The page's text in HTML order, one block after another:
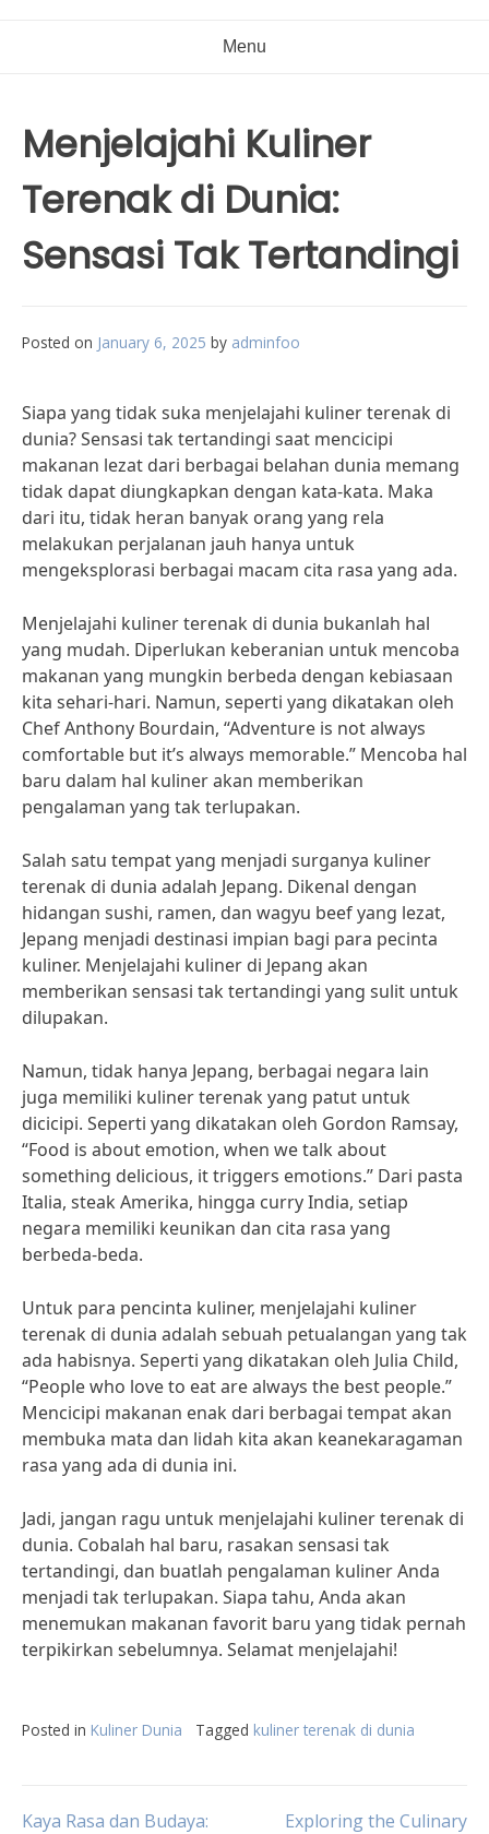
Menu
Menjelajahi Kuliner
Terenak di Dunia:
Sensasi Tak Tertandingi
Posted on January 6, 2025 by adminfoo
Siapa yang tidak suka menjelajahi kuliner terenak di
dunia? Sensasi tak tertandingi saat mencicipi
makanan lezat dari berbagai belahan dunia memang
tidak dapat diungkapkan dengan kata-kata. Maka
dari itu, tidak heran banyak orang yang rela
melakukan perjalanan jauh hanya untuk
mengeksplorasi berbagai macam cita rasa yang ada.
Menjelajahi kuliner terenak di dunia bukanlah hal
yang mudah. Diperlukan keberanian untuk mencoba
makanan yang mungkin berbeda dengan kebiasaan
kita sehari-hari. Namun, seperti yang dikatakan oleh
Chef Anthony Bourdain, “Adventure is not always
comfortable but it’s always memorable.” Mencoba hal
baru dalam hal kuliner akan memberikan
pengalaman yang tak terlupakan.
Salah satu tempat yang menjadi surganya kuliner
terenak di dunia adalah Jepang. Dikenal dengan
hidangan sushi, ramen, dan wagyu beef yang lezat,
Jepang menjadi destinasi impian bagi para pecinta
kuliner. Menjelajahi kuliner di Jepang akan
memberikan sensasi tak tertandingi yang sulit untuk
dilupakan.
Namun, tidak hanya Jepang, berbagai negara lain
juga memiliki kuliner terenak yang patut untuk
dicicipi. Seperti yang dikatakan oleh Gordon Ramsay,
“Food is about emotion, when we talk about
something delicious, it triggers emotions.” Dari pasta
Italia, steak Amerika, hingga curry India, setiap
negara memiliki keunikan dan cita rasa yang
berbeda-beda.
Untuk para pencinta kuliner, menjelajahi kuliner
terenak di dunia adalah sebuah petualangan yang tak
ada habisnya. Seperti yang dikatakan oleh Julia Child,
“People who love to eat are always the best people.”
Mencicipi makanan enak dari berbagai tempat akan
membuka mata dan lidah kita akan keanekaragaman
rasa yang ada di dunia ini.
Jadi, jangan ragu untuk menjelajahi kuliner terenak di
dunia. Cobalah hal baru, rasakan sensasi tak
tertandingi, dan buatlah pengalaman kuliner Anda
menjadi tak terlupakan. Siapa tahu, Anda akan
menemukan makanan favorit baru yang tidak pernah
terpikirkan sebelumnya. Selamat menjelajahi!
Posted in Kuliner Dunia Tagged kuliner terenak di dunia
Kaya Rasa dan Budaya:
Exploring the Culinary